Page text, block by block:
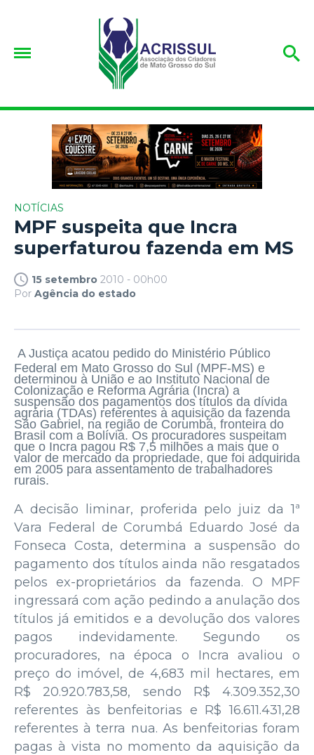
NOTÍCIAS
MPF suspeita que Incra
superfaturou fazenda em MS
15 setembro 2010 - 00h00
Por Agência do estado
A Justiça acatou pedido do Ministério Público
Federal em Mato Grosso do Sul (MPF-MS) e
determinou à União e ao Instituto Nacional de
Colonização e Reforma Agrária (Incra) a
suspensão dos pagamentos dos títulos da dívida
agrária (TDAs) referentes à aquisição da fazenda
São Gabriel, na região de Corumbá, fronteira do
Brasil com a Bolívia. Os procuradores suspeitam
que o Incra pagou R$ 7,5 milhões a mais que o
valor de mercado da propriedade, que foi adquirida
em 2005 para assentamento de trabalhadores
rurais.
A decisão liminar, proferida pelo juiz da 1ª
Vara Federal de Corumbá Eduardo José da
Fonseca Costa, determina a suspensão do
pagamento dos títulos ainda não resgatados
pelos ex-proprietários da fazenda. O MPF
ingressará com ação pedindo a anulação dos
títulos já emitidos e a devolução dos valores
pagos indevidamente. Segundo os
procuradores, na época o Incra avaliou o
preço do imóvel, de 4,683 mil hectares, em
R$ 20.920.783,58, sendo R$ 4.309.352,30
referentes às benfeitorias e R$ 16.611.431,28
referentes à terra nua. As benfeitorias foram
pagas à vista no momento da aquisição da